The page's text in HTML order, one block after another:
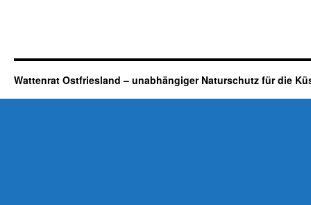
Wattenrat Ostfriesland – unabhängiger Naturschutz für die